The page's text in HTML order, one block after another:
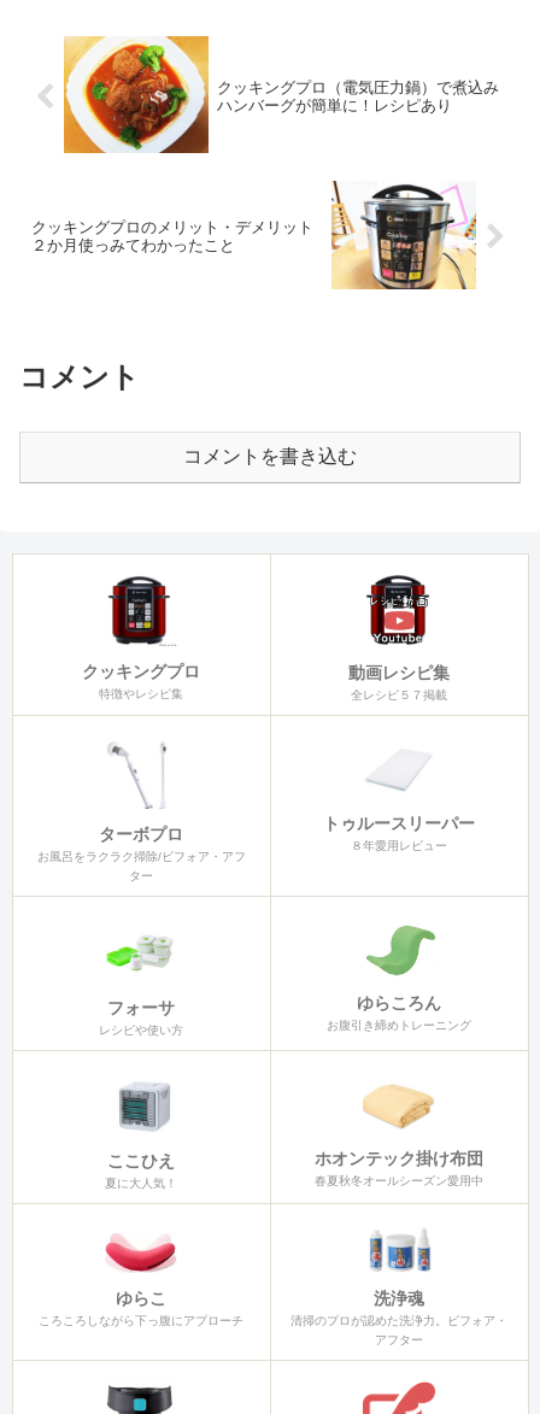
クッキングプロ（電気圧力鍋）で煮込み
ハンバーグが簡単に！レシピあり
クッキングプロのメリット・デメリット
２か月使っみてわかったこと
コメント
コメントを書き込む
クッキングプロ
特徴やレシピ集
動画レシピ集
全レシピ５７掲載
ターボプロ
お風呂をラクラク掃除/ビフォア・アフ
ター
トゥルースリーパー
８年愛用レビュー
フォーサ
レシピや使い方
ゆらころん
お腹引き締めトレーニング
ここひえ
夏に大人気！
ホオンテック掛け布団
春夏秋冬オールシーズン愛用中
ゆらこ
ころころしながら下っ腹にアプローチ
洗浄魂
清掃のプロが認めた洗浄力。ビフォア・
アフター